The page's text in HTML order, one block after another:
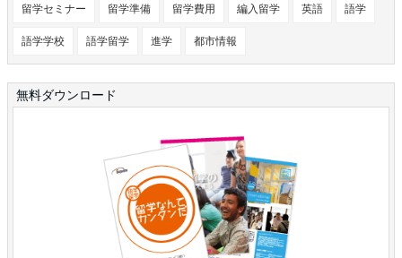
留学セミナー 留学準備 留学費用 編入留学 英語 語学
語学学校 語学留学 進学 都市情報
無料ダウンロード